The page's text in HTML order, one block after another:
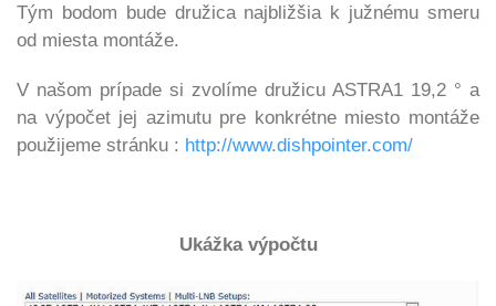
Tým bodom bude družica najbližšia k južnému smeru
od miesta montáže.
V našom prípade si zvolíme družicu ASTRA1 19,2 ° a
na výpočet jej azimutu pre konkrétne miesto montáže
použijeme stránku : http://www.dishpointer.com/
Ukážka výpočtu